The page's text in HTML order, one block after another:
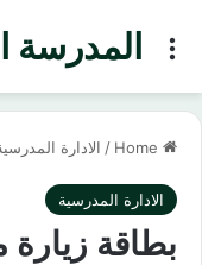
المدرسةMenu
/ الادارة
الادارة المدرسية
بطاقة